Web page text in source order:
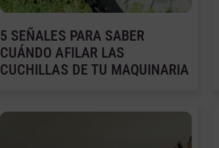
5 SEÑALES PARA SABER
CUÁNDO AFILAR LAS
CUCHILLAS DE TU MAQUINARIA